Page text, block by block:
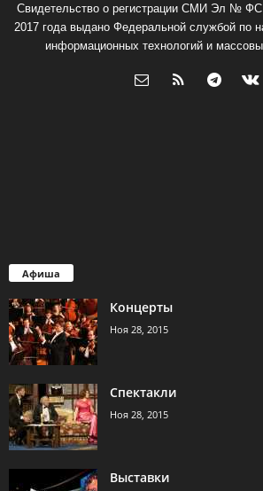
Свидетельство о регистрации СМИ Эл № ФС
2017 года выдано Федеральной службой по
информационных технологий и
Афиша
Концерты
Ноя 28, 2015
Спектакли
Ноя 28, 2015
Выставки